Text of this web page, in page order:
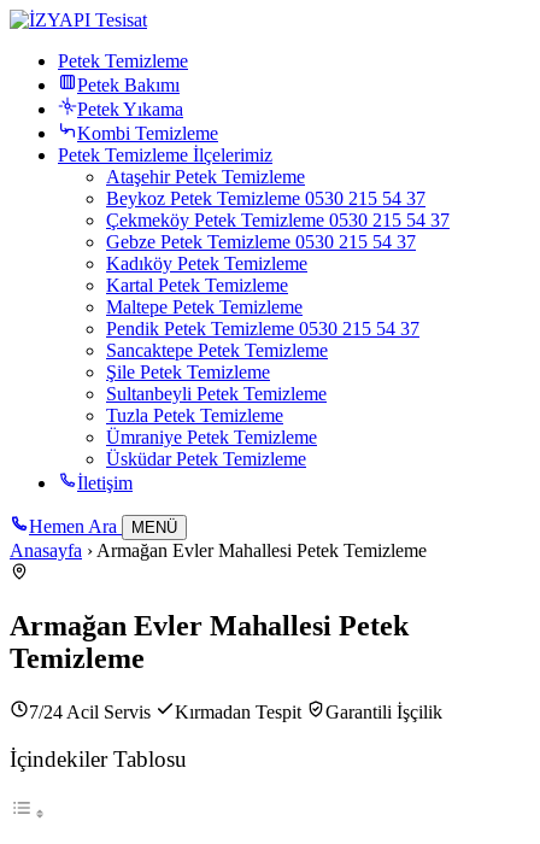
Petek Temizleme
Petek Bakımı
Petek Yıkama
Kombi Temizleme
Petek Temizleme İlçelerimiz
Ataşehir Petek Temizleme
Beykoz Petek Temizleme 0530 215 54 37
Çekmeköy Petek Temizleme 0530 215 54 37
Gebze Petek Temizleme 0530 215 54 37
Kadıköy Petek Temizleme
Kartal Petek Temizleme
Maltepe Petek Temizleme
Pendik Petek Temizleme 0530 215 54 37
Sancaktepe Petek Temizleme
Şile Petek Temizleme
Sultanbeyli Petek Temizleme
Tuzla Petek Temizleme
Ümraniye Petek Temizleme
Üsküdar Petek Temizleme
İletişim
Hemen Ara MENÜ
Anasayfa › Armağan Evler Mahallesi Petek Temizleme
Armağan Evler Mahallesi Petek
Temizleme
7/24 Acil Servis Kırmadan Tespit Garantili İşçilik
İçindekiler Tablosu